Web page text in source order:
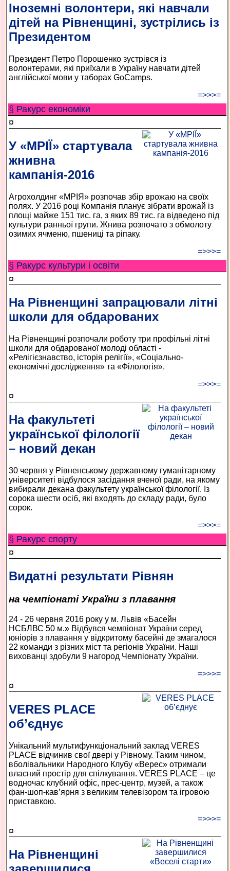
Іноземні волонтери, які навчали
дітей на Рівненщині, зустрілись із
Президентом
Президент Петро Порошенко зустрівся із
волонтерами, які приїхали в Україну навчати дітей
англійської мови у таборах GoCamps.
=>>>=
§ Ракурс економiки
¤
У «МРІЇ» стартувала
жнивна
кампанія-2016
Агрохолдинг «МРІЯ» розпочав збір врожаю на своїх
полях. У 2016 році Компанія планує зібрати врожай із
площі майже 151 тис. га, з яких 89 тис. га відведено під
культури ранньої групи. Жнива розпочато з обмолоту
озимих ячменю, пшениці та ріпаку.
=>>>=
§ Ракурс культури і освіти
¤
На Рівненщині запрацювали літні
школи для обдарованих
На Рівненщині розпочали роботу три профільні літні
школи для обдарованої молоді області -
«Релігієзнавство, історія релігії», «Соціально-
економічні дослідження» та «Філологія».
=>>>=
¤
На факультеті
української філології
– новий декан
30 червня у Рівненському державному гуманітарному
університеті відбулося засідання вченої ради, на якому
вибирали декана факультету української філології. Із
сорока шести осіб, які входять до складу ради, було
сорок.
=>>>=
§ Ракурс спорту
¤
Видатні результати Рівнян
на чемпіонаті України з плавання
24 - 26 червня 2016 року у м. Львів «Басейн
НСБЛВС 50 м.» Відбувся чемпіонат України серед
юніорів з плавання у відкритому басейні де змагалося
22 команди з різних міст та регіонів України. Наші
вихованці здобули 9 нагород Чемпіонату України.
=>>>=
¤
VERES PLACE
об’єднує
Унікальний мультифункціональний заклад VERES
PLACE відчинив свої двері у Рівному. Таким чином,
вболівальники Народного Клубу «Верес» отримали
власний простір для спілкування. VERES PLACE – це
водночас клубний офіс, прес-центр, музей, а також
фан-шоп-кав’ярня з великим телевізором та ігровою
приставкою.
=>>>=
¤
На Рівненщині